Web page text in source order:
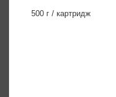
500 г / картридж